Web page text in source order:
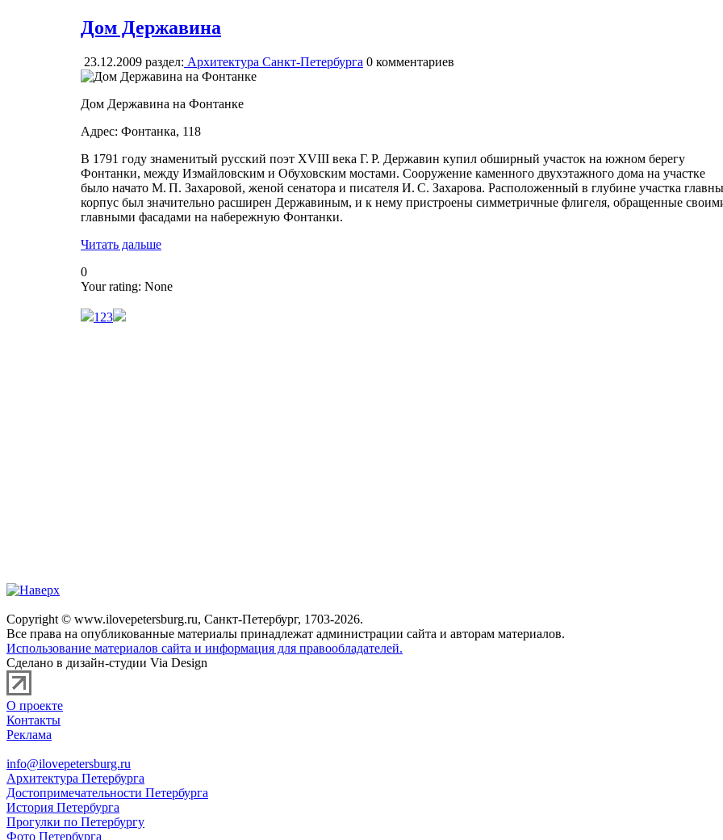
Дом Державина
23.12.2009 раздел: Архитектура Санкт-Петербурга 0 комментариев
Дом Державина на Фонтанке
Адрес: Фонтанка, 118
В 1791 году знаменитый русский поэт XVIII века Г. Р. Державин купил обширный участок на южном берегу
Фонтанки, между Измайловским и Обуховским мостами. Сооружение каменного двухэтажного дома на участке
было начато М. П. Захаровой, женой сенатора и писателя И. С. Захарова. Расположенный в глубине участка
корпус был значительно расширен Державиным, и к нему пристроены симметричные флигеля, обращенные
главными фасадами на набережную Фонтанки.
Читать дальше
0
Your rating: None
1 23
Copyright © www.ilovepetersburg.ru, Санкт-Петербург, 1703-2026.
Все права на опубликованные материалы принадлежат администрации сайта и авторам материалов.
Использование материалов сайта и информация для правообладателей.
Сделано в дизайн-студии Via Design
О проекте
Контакты
Реклама
info@ilovepetersburg.ru
Архитектура Петербурга
Достопримечательности Петербурга
История Петербурга
Прогулки по Петербургу
Фото Петербурга